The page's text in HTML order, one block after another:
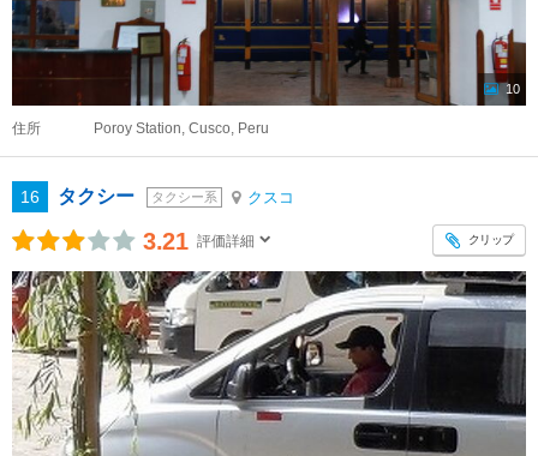
10
住所 Poroy Station, Cusco, Peru
16 タクシー タクシー系 クスコ
3.21 評価詳細 クリップ